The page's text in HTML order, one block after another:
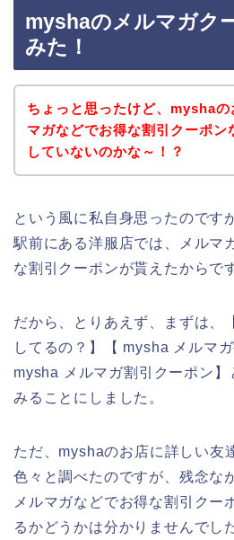
myshaのメルマガク
みた！
ちょっと思ったけど、myshaの
マガなどでお得な割引クーポン
していないのかな～！？
という風に私自身思ったのです
駅前にある洋服店では、メルマ
な割引クーポンが貰えたからで
だから、とりあえず、まずは、
してるの？】【 mysha メルマ
mysha メルマガ割引クーポン】
みることにしました。
ただ、myshaのお店に詳しい友
色々と調べたのですが、残念な
メルマガなどでお得な割引クー
るかどうかは分かりませんでし